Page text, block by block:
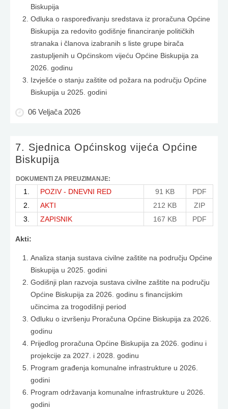
Biskupija
Odluka o raspoređivanju sredstava iz proračuna Općine
Biskupija za redovito godišnje financiranje političkih
stranaka i članova izabranih s liste grupe birača
zastupljenih u Općinskom vijeću Općine Biskupija za
2026. godinu
Izvješće o stanju zaštite od požara na području Općine
Biskupija u 2025. godini
06 Veljača 2026
7. Sjednica Općinskog vijeća Općine
Biskupija
DOKUMENTI ZA PREUZIMANJE:
1. POZIV - DNEVNI RED 91 KB
PDF
2.
AKTI 212 KB
ZIP
3.
ZAPISNIK 167 KB PDF
Akti:
Analiza stanja sustava civilne zaštite na području Općine
Biskupija u 2025. godini
Godišnji plan razvoja sustava civilne zaštite na području
Općine Biskupija za 2026. godinu s financijskim
učincima za trogodišnji period
Odluku o izvršenju Proračuna Općine Biskupija za 2026.
godinu
Prijedlog proračuna Općine Biskupija za 2026. godinu i
projekcije za 2027. i 2028. godinu
Program građenja komunalne infrastrukture u 2026.
godini
Program održavanja komunalne infrastrukture u 2026.
godini